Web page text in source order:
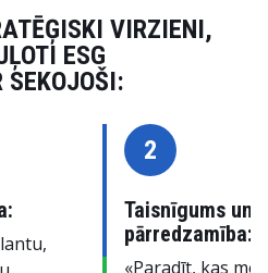
VIRZIENI,
ESG
SEKOJOŠI:
2
Taisnīgums un
pārredzamība:
«Paradīt, kas